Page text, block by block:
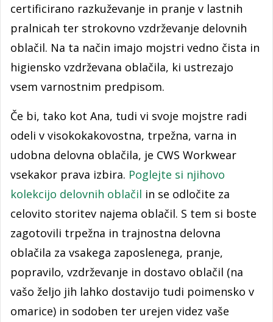
certificirano razkuževanje in pranje v lastnih
pralnicah ter strokovno vzdrževanje delovnih
oblačil. Na ta način imajo mojstri vedno čista in
higiensko vzdrževana oblačila, ki ustrezajo
vsem varnostnim predpisom.
Če bi, tako kot Ana, tudi vi svoje mojstre radi
odeli v visokokakovostna, trpežna, varna in
udobna delovna oblačila, je CWS Workwear
vsekakor prava izbira. Poglejte si njihovo
kolekcijo delovnih oblačil in se odločite za
celovito storitev najema oblačil. S tem si boste
zagotovili trpežna in trajnostna delovna
oblačila za vsakega zaposlenega, pranje,
popravilo, vzdrževanje in dostavo oblačil (na
vašo željo jih lahko dostavijo tudi poimensko v
omarice) in sodoben ter urejen videz vaše